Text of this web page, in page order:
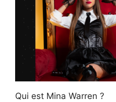
Qui est Mina Warren ?